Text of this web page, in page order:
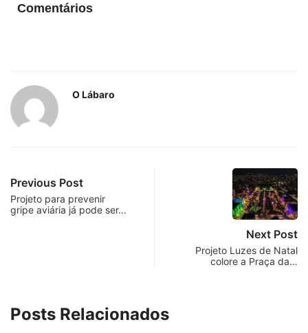
Comentários
O Lábaro
Previous Post
Projeto para prevenir
gripe aviária já pode ser…
Next Post
Projeto Luzes de Natal
colore a Praça da…
Posts Relacionados